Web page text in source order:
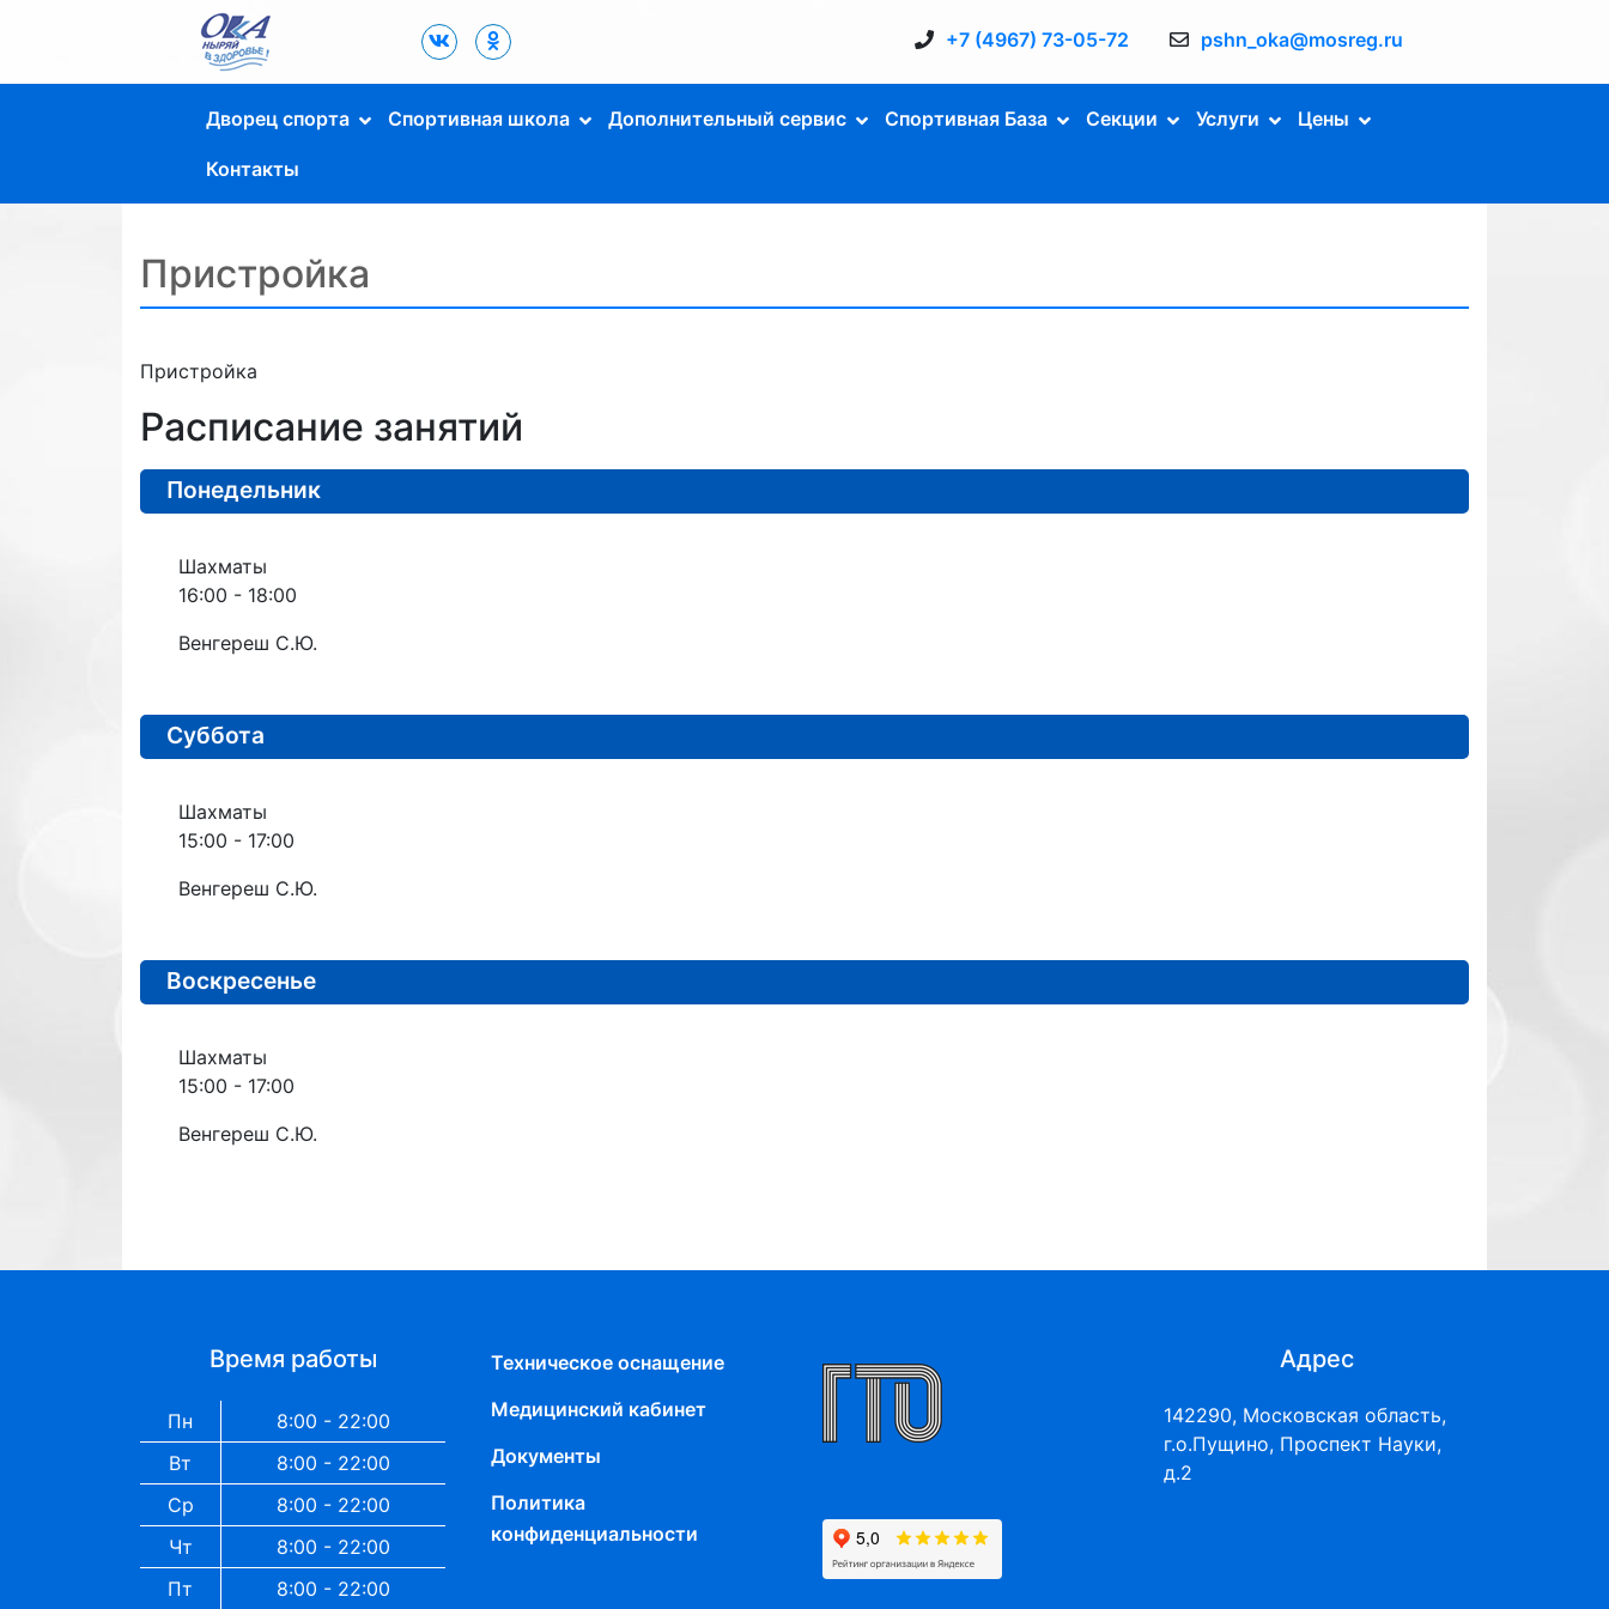
Дворец Спорта
"Ока" г. Пущино
+7 (4967) 73-05-72 pshn_oka@mosreg.ru
Дворец спорта Спортивная школа Дополнительный сервис Спортивная База Секции Услуги Цены
Контакты
Пристройка
Пристройка
Расписание занятий
Понедельник
Шахматы
16:00 - 18:00
Венгереш С.Ю.
Суббота
Шахматы
15:00 - 17:00
Венгереш С.Ю.
Воскресенье
Шахматы
15:00 - 17:00
Венгереш С.Ю.
Время работы
Пн
8:00 - 22:00
Вт
8:00 - 22:00
Ср
8:00 - 22:00
Чт
8:00 - 22:00
Пт
8:00 - 22:00
Техническое оснащение
Медицинский кабинет
Документы
Политика
конфиденциальности
Адрес
142290, Московская область,
г.о.Пущино, Проспект Науки,
д.2